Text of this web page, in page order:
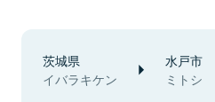
茨城県
イバラキケン
水戸市
ミトシ